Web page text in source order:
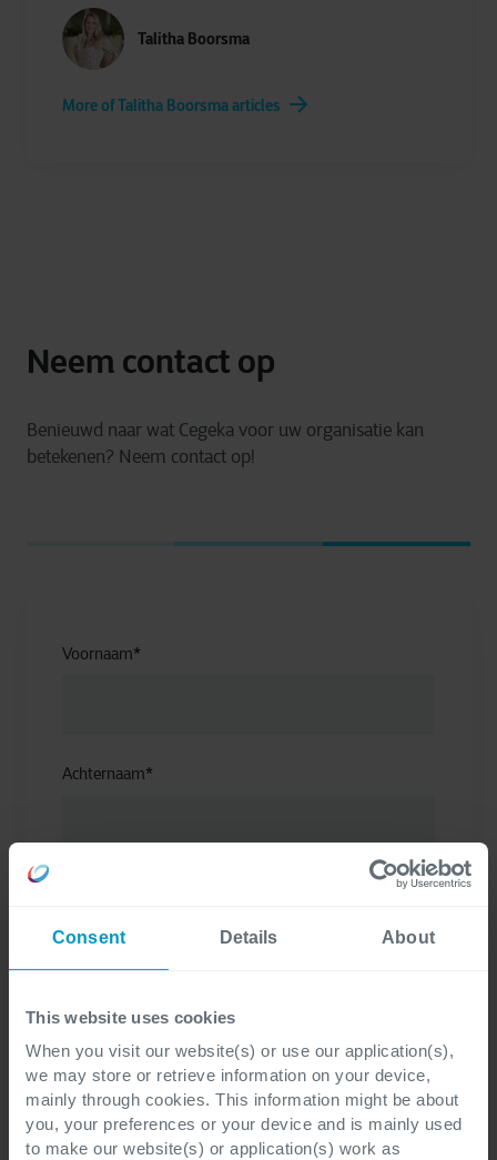
Consent Details About
This website uses cookies
When you visit our website(s) or use our application(s),
we may store or retrieve information on your device,
mainly through cookies. This information might be about
you, your preferences or your device and is mainly used
to make our website(s) or application(s) work as
Talitha Boorsma
More of Talitha Boorsma articles
Neem contact op
Benieuwd naar wat Cegeka voor uw organisatie kan
betekenen? Neem contact op!
Voornaam*
Achternaam*
Bedrijf*
Telefoonnummer*